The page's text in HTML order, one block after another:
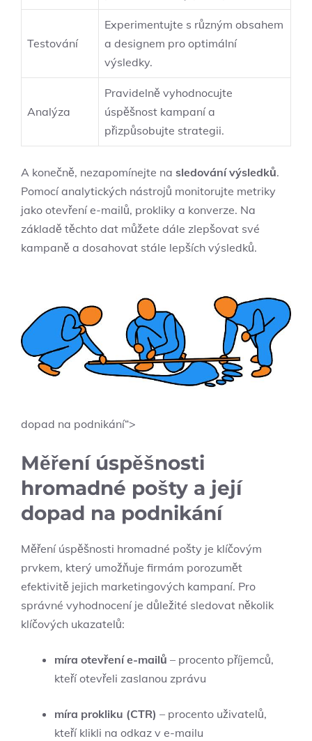
Testování
Experimentujte s různým obsahem
a designem pro optimální
výsledky.
Analýza
Pravidelně vyhodnocujte
úspěšnost kampaní a
přizpůsobujte strategii.
A konečně, nezapomínejte na sledování výsledků.
Pomocí analytických nástrojů monitorujte metriky
jako otevření e-mailů, prokliky a konverze. Na
základě těchto dat můžete dále zlepšovat své
kampaně a dosahovat stále lepších výsledků.
dopad na podnikání“>
Měření úspěšnosti
hromadné pošty a její
dopad na podnikání
Měření úspěšnosti hromadné pošty je klíčovým
prvkem, který umožňuje firmám porozumět
efektivitě jejich marketingových kampaní. Pro
správné vyhodnocení je důležité sledovat několik
klíčových ukazatelů:
míra otevření e-mailů – procento příjemců,
kteří otevřeli zaslanou zprávu
míra prokliku (CTR) – procento uživatelů,
kteří klikli na odkaz v e-mailu